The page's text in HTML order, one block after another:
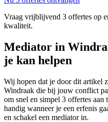
Vraag vrijblijvend 3 offertes op
kwaliteit.
Mediator in
je kan helpen
Wij hopen dat je door dit artikel
Windraak die bij jouw conflict
om snel en simpel 3 offertes
handig wanneer je een erfenis
en schakel een mediator in.